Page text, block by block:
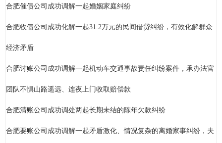
合肥催债公司成功调解一起婚姻家庭纠纷
合肥收债公司成功化解一起31.2万元的民间借贷纠纷，有效化解群众
经济矛盾
合肥讨账公司成功调解一起机动车交通事故责任纠纷案件，承办法官
团队不惧山路遥远、连夜上门收取赔偿款
合肥清账公司成功调处两起长期未结的陈年欠款纠纷
合肥要账公司成功调解一起矛盾激化、情况复杂的离婚家事纠纷，夫